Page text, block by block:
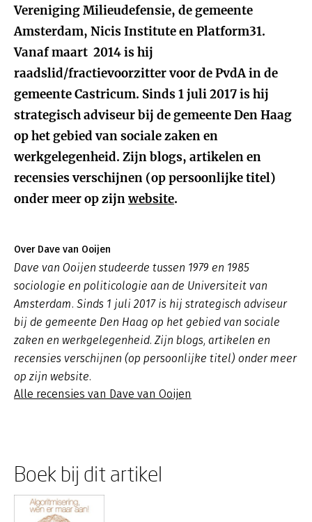
Vereniging Milieudefensie, de gemeente
Amsterdam, Nicis Institute en Platform31.
Vanaf maart 2014 is hij
raadslid/fractievoorzitter voor de PvdA in de
gemeente Castricum. Sinds 1 juli 2017 is hij
strategisch adviseur bij de gemeente Den Haag
op het gebied van sociale zaken en
werkgelegenheid. Zijn blogs, artikelen en
recensies verschijnen (op persoonlijke titel)
onder meer op zijnwebsite.
Over Dave van Ooijen
Dave van Ooijen studeerde tussen 1979 en 1985
sociologie en politicologie aan de Universiteit van
Amsterdam. Sinds 1 juli 2017 is hij strategisch adviseur
bij de gemeente Den Haag op het gebied van sociale
zaken en werkgelegenheid. Zijn blogs, artikelen en
recensies verschijnen (op persoonlijke titel) onder meer
op zijn website.
Alle recensies van Dave van Ooijen
Boek bij dit artikel